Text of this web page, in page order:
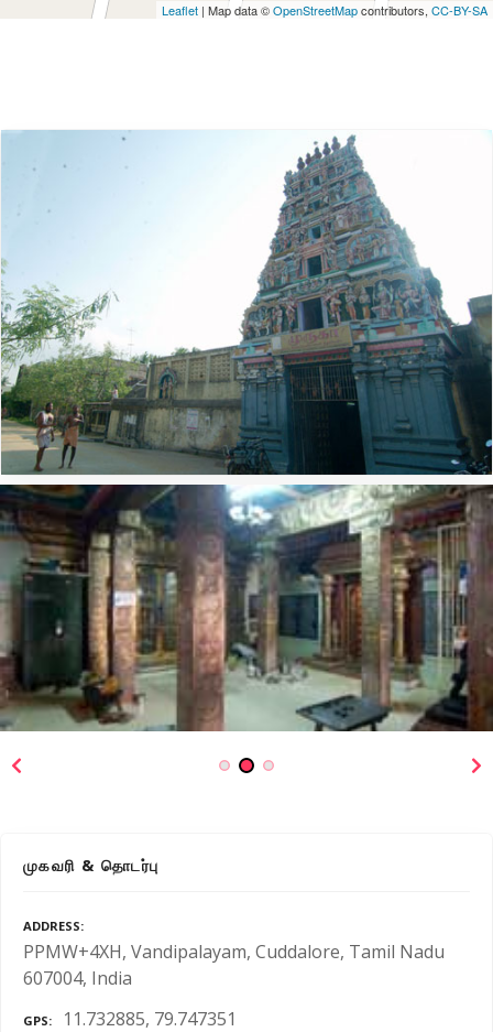
Leaflet | Map data ©OpenStreetMapcontributors, CC-BY-SA
முகவரி & தொடர்பு
ADDRESS
PPMW+4XH, Vandipalayam, Cuddalore, Tamil Nadu
607004, India
GPS 11.732885, 79.747351